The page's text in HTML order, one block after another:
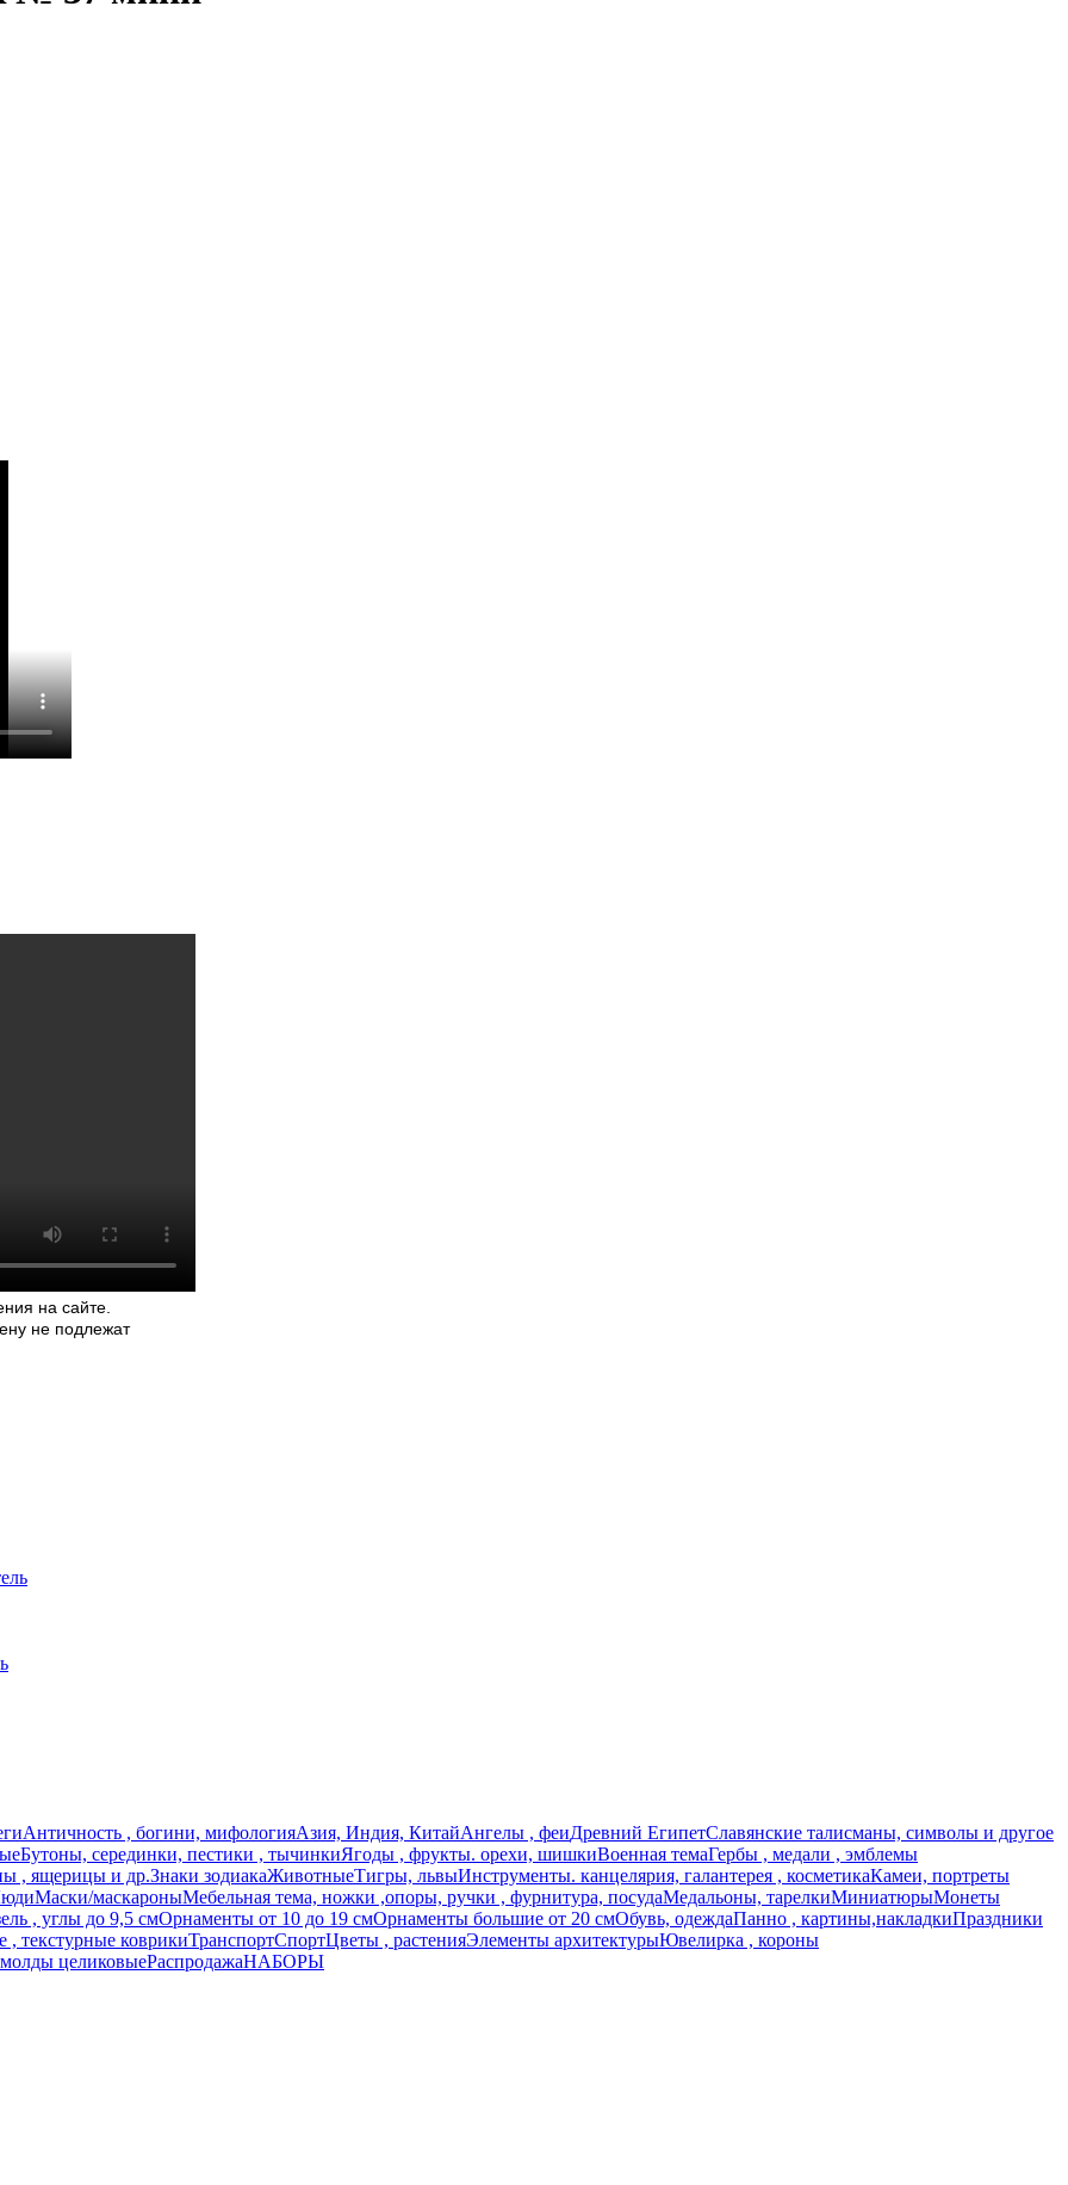
на сайте.
не подлежат
Античность , богини, мифологияАзия, Индия, КитайАнгелы , феиДревний ЕгипетСлавянские талисманы, символы и другое
Бутоны, серединки, пестики , тычинкиЯгоды , фрукты. орехи, шишкиВоенная темаГербы , медали , эмблемы
, ящерицы и др.Знаки зодиакаЖивотныеТигры, львыИнструменты. канцелярия, галантерея , косметикаКамеи, портреты
Маски/маскароныМебельная тема, ножки ,опоры, ручки , фурнитура, посудаМедальоны, тарелкиМиниатюрыМонеты
, углы до 9,5 смОрнаменты от 10 до 19 смОрнаменты большие от 20 смОбувь, одеждаПанно , картины,накладкиПраздники
, текстурные коврикиТранспортСпортЦветы , растенияЭлементы архитектурыЮвелирка , короны
целиковыеРаспродажаНАБОРЫ